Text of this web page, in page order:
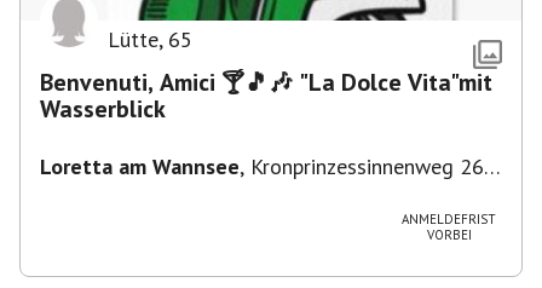
Lütte, 65
Benvenuti, Amici 🍸🎵🎶 "La Dolce Vita"mit
Wasserblick
Loretta am Wannsee, Kronprinzessinnenweg 260,
ANMELDEFRIST
VORBEI